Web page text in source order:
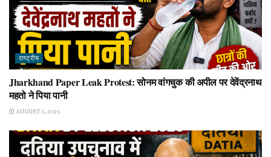
राष्ट्रीय
Jharkhand Paper Leak Protest: सोनम वांगचुक की अपील पर देवेंद्रनाथ
महतो ने पिया पानी
AUGUST 5, 2026